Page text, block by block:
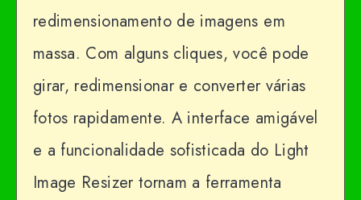
redimensionamento de imagens em
massa. Com alguns cliques, você pode
girar, redimensionar e converter várias
fotos rapidamente. A interface amigável
e a funcionalidade sofisticada do Light
Image Resizer tornam a ferramenta